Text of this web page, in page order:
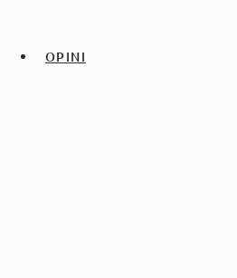
OPINI